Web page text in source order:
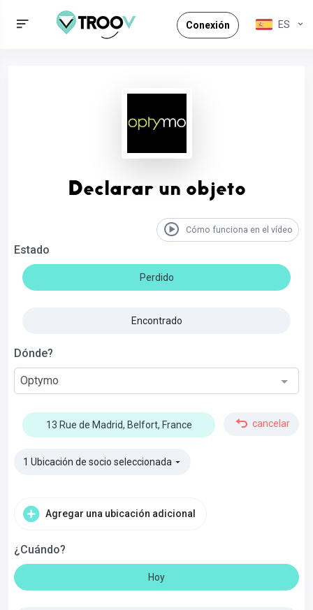
Conexión ES
Declarar un objeto
Cómo funciona en el vídeo
Estado
Perdido
Encontrado
Dónde?
Optymo
cancelar
13 Rue de Madrid, Belfort, France
1 Ubicación de socio seleccionada ▼
Agregar una ubicación adicional
¿Cuándo?
Hoy